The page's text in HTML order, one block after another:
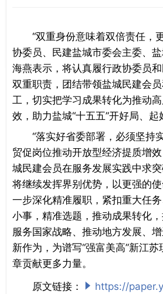
“双重身份意味着双倍责任，
协委员、民建盐城市委会主委、
海燕表示，将认真履行政协委员和
双重职责，团结带领盐城民建会
工，切实把学习成果转化为推动
效，助力盐城“十五五”开好局、起
“落实好省委部署，必须坚持
贸促岗位推动开放型经济提质增
城民建会员在服务发展实践中求突
将继续发挥界别优势，以更强的
一步深化精准履职，紧扣重大任
小事，精准选题，推动成果转化，
服务国家战略、推动地方发展、
新作为，为谱写“强富美高”新江
章贡献更多力量。
原文链接：
https://